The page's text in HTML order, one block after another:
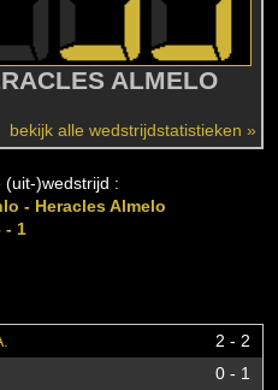
ALMELO
bekijk alle wedstrijdstatistieken »
(uit-)wedstrijd :
- Heracles Almelo
- 1
2 - 2
0 - 1